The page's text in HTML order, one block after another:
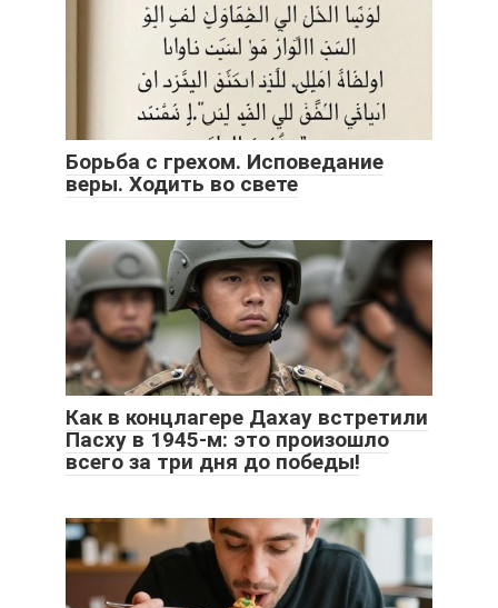
Борьба с грехом. Исповедание
веры. Ходить во свете
Как в концлагере Дахау встретили
Пасху в 1945-м: это произошло
всего за три дня до победы!